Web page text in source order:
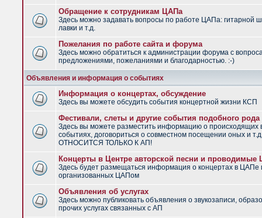
Обращение к сотрудникам ЦАПа
Здесь можно задавать вопросы по работе ЦАПа: гитарной
лавки и т.д.
Пожелания по работе сайта и форума
Здесь можно обратиться к администрации форума с
предложениями, пожеланиями и благодарностью. :-)
Объявления и информация о событиях
Информация о концертах, обсуждение
Здесь вы можете обсудить события концертной жизни КСП
Фестивали, слеты и другие события подобного рода
Здесь вы можете разместить информацию о
событиях, договориться о совместном посещении оных и
ОТНОСИТСЯ ТОЛЬКО К АП!
Концерты в Центре авторской песни и
Здесь будет размещаться информация о концертах в ЦАПе
организованных ЦАПом
Объявления об услугах
Здесь можно публиковать объявления о звукозаписи,
прочих услугах связанных с АП